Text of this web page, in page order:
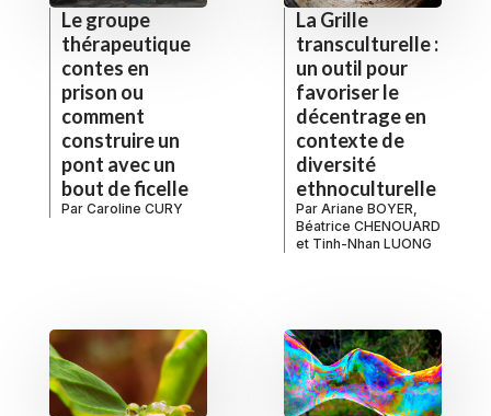
Le groupe
thérapeutique
contes en
prison ou
comment
construire un
pont avec un
bout de ficelle
Par Caroline CURY
La Grille
transculturelle :
un outil pour
favoriser le
décentrage en
contexte de
diversité
ethnoculturelle
Par Ariane BOYER
Béatrice CHENOUARD
et Tinh-Nhan LUONG